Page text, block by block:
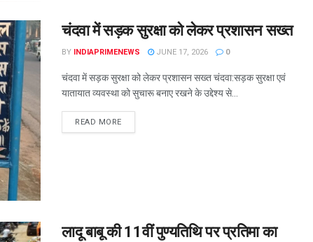
चंदवा में सड़क सुरक्षा को लेकर प्रशासन सख्त
BY INDIAPRIMENEWS JUNE 17, 2026 0
चंदवा में सड़क सुरक्षा को लेकर प्रशासन सख्त चंदवा:सड़क सुरक्षा एवं
यातायात व्यवस्था को सुचारू बनाए रखने के उद्देश्य से...
READ MORE
लादू बाबू की 11वीं पुण्यतिथि पर प्रतिमा का